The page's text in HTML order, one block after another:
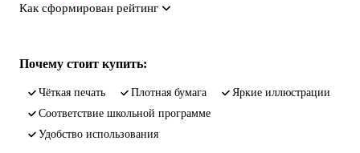
Как сформирован рейтинг
Почему стоит купить:
чёткая печать плотная бумага
яркие иллюстрации
соответствие школьной программе
удобство использования